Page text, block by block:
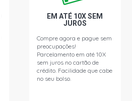
EM ATÉ 10X SEM
JUROS
Compre agora e pague sem
preocupações!
Parcelamento em até 10X
sem juros no cartão de
crédito. Facilidade que cabe
no seu bolso.